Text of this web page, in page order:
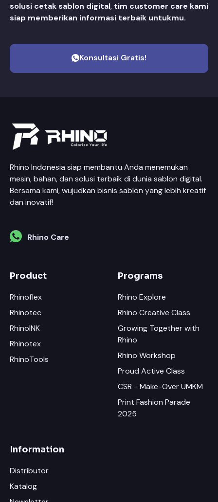
solusi cetak sablon digital, tim customer care kami
siap memberikan informasi terbaik untukmu.
Konsultasi Gratis!
Rhino Indonesia siap membantu Anda menemukan
mesin, bahan, dan solusi terbaik di dunia sablon digital.
Bersama kami, wujudkan bisnis sablon yang lebih kreatif
dan inovatif!
Rhino Care
Product
Rhinoflex
Rhinotec
RhinoINK
Rhinotex
RhinoTools
Programs
Rhino Explore
Rhino Creative Class
Growing Together with
Rhino
Rhino Workshop
Proud Active Class
CSR - Make-Over UMKM
Print Fashion Parade
2025
Information
Distributor
Katalog